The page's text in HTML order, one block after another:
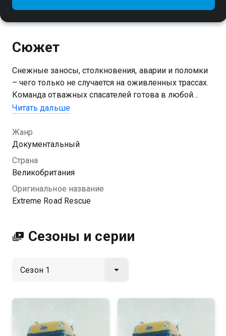
Сюжет
Снежные заносы, столкновения, аварии и поломки
– чего только не случается на оживленных трассах.
Команда отважных спасателей готова в любой
момент отправиться на помощь к пострадавшим.
дорожных служб.
Посмотреть онлайн 1 сезон сериала Экстремальные
спасатели вы можете совершенно бесплатно в
хорошем HD качестве на Казахтелеком
Читать дальше
Жанр
Документальный
Страна
Великобритания
Оригинальное название
Extreme Road Rescue
Сезоны и серии